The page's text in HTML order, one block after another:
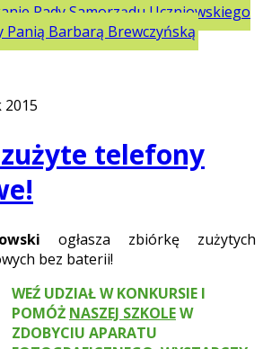
Rady Samorządu Uczniowskiego
Panią Barbarą Brewczyńską
telefony
ogłasza zbiórkę zużytych
bez baterii!
WEŹ UDZIAŁ W KONKURSIE I
POMÓŻ NASZEJ SZKOLEW
ZDOBYCIU APARATU